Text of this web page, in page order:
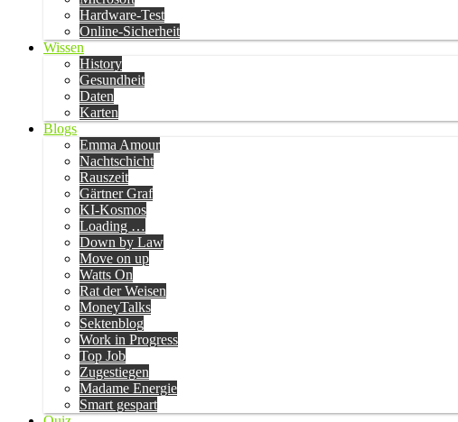
Hardware-Test
Online-Sicherheit
Wissen
History
Gesundheit
Daten
Karten
Blogs
Emma Amour
Nachtschicht
Rauszeit
Gärtner Graf
KI-Kosmos
Loading …
Down by Law
Move on up
Watts On
Rat der Weisen
MoneyTalks
Sektenblog
Work in Progress
Top Job
Zugestiegen
Madame Energie
Smart gespart